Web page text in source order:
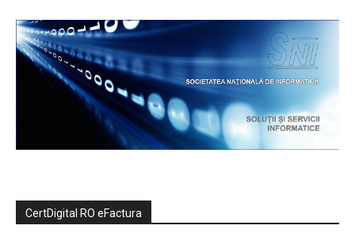
CertDigital RO eFactura